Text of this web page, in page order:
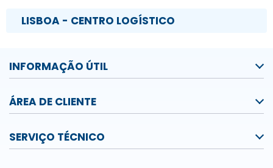
LISBOA - CENTRO LOGÍSTICO
INFORMAÇÃO ÚTIL
ÁREA DE CLIENTE
SERVIÇO TÉCNICO